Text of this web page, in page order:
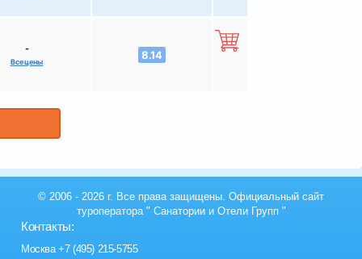
-
Все цены
8.14
© 2006 - 2026 г. Все права защищены. Официальный сайт
туроператора " Санатории и Отели Групп "
Контакты:
Москва+7 (495) 215-5755